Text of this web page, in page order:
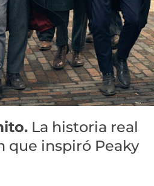
La historia real
que inspiró Peaky